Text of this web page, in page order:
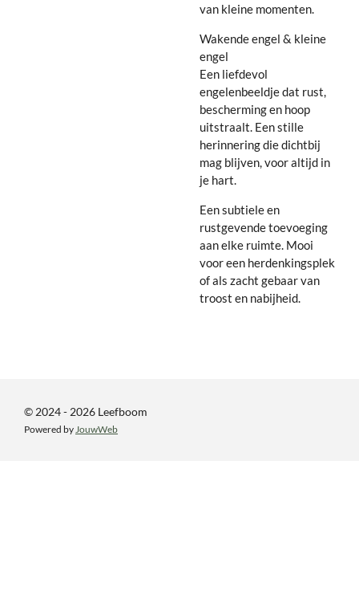
van kleine momenten.
Wakende engel & kleine
engel
Een liefdevol
engelenbeeldje dat rust,
bescherming en hoop
uitstraalt. Een stille
herinnering die dichtbij
mag blijven, voor altijd in
je hart.
Een subtiele en
rustgevende toevoeging
aan elke ruimte. Mooi
voor een herdenkingsplek
of als zacht gebaar van
troost en nabijheid.
© 2024 - 2026 Leefboom
Powered by JouwWeb